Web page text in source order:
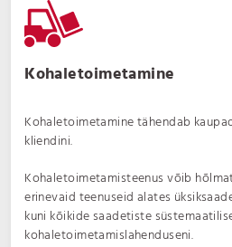
Kohaletoimetamine
Kohaletoimetamine tähendab
kliendini.
Kohaletoimetamisteenus võib
erinevaid teenuseid alates
kuni kõikide saadetiste
kohaletoimetamislahenduseni.